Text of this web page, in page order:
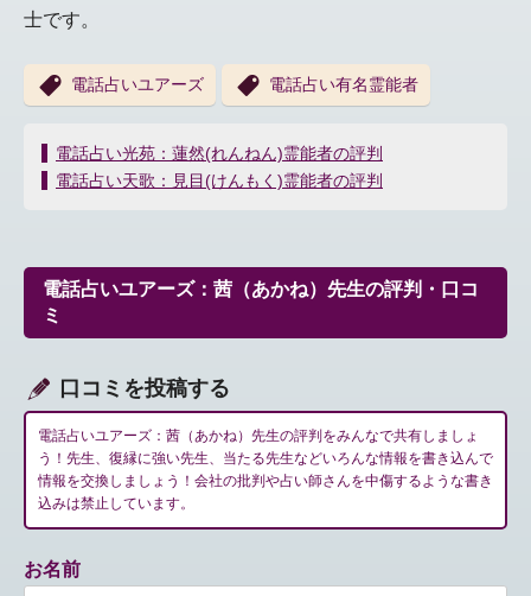
士です。
電話占いユアーズ 電話占い有名霊能者
投
稿
ー
シ
ョ
電話占い光苑：蓮然(れんねん)霊能者の評判
電話占い天歌：見目(けんもく)霊能者の評判
電話占いユアーズ：茜（あかね）先生の評判・口コ
ミ
口コミを投稿する
電話占いユアーズ：茜（あかね）先生の評判をみんなで共有しましょ
う！先生、復縁に強い先生、当たる先生などいろんな情報を書き込んで
情報を交換しましょう！会社の批判や占い師さんを中傷するような書き
込みは禁止しています。
お名前